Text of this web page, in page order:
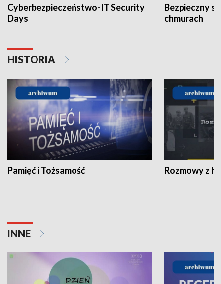
Cyberbezpieczeństwo-IT Security
Days
Bezpieczny
chmurach
HISTORIA
Pamięć i Tożsamość Rozmowy z
INNE